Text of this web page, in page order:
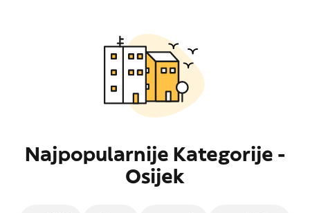
Najpopularnije Kategorije -
Osijek